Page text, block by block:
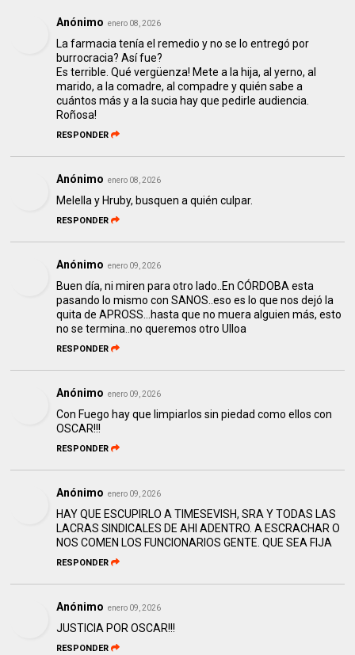
Anónimo enero 08, 2026
La farmacia tenía el remedio y no se lo entregó por
burrocracia? Así fue?
Es terrible. Qué vergüenza! Mete a la hija, al yerno, al
marido, a la comadre, al compadre y quién sabe a
cuántos más y a la sucia hay que pedirle audiencia.
Roñosa!
RESPONDER
Anónimo enero 08, 2026
Melella y Hruby, busquen a quién culpar.
RESPONDER
Anónimo enero 09, 2026
Buen día, ni miren para otro lado..En CÓRDOBA esta
pasando lo mismo con SANOS..eso es lo que nos dejó la
quita de APROSS...hasta que no muera alguien más, esto
no se termina..no queremos otro Ulloa
RESPONDER
Anónimo enero 09, 2026
Con Fuego hay que limpiarlos sin piedad como ellos con
OSCAR!!!
RESPONDER
Anónimo enero 09, 2026
HAY QUE ESCUPIRLO A TIMESEVISH, SRA Y TODAS LAS
LACRAS SINDICALES DE AHI ADENTRO. A ESCRACHAR O
NOS COMEN LOS FUNCIONARIOS GENTE. QUE SEA FIJA
RESPONDER
Anónimo enero 09, 2026
JUSTICIA POR OSCAR!!!
RESPONDER